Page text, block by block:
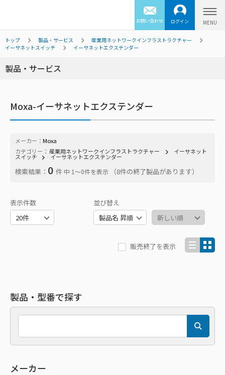
お問い合わせ ログイン
トップ 製品・サービス
産業用ネットワークインフラストラクチャー
イーサネットスイッチ
イーサネットエクステンダー
製品・サービス
Moxa-イーサネットエクステンダー
メーカー： Moxa
カテゴリー： 産業用ネットワークインフラストラクチャー イーサネット
スイッチ イーサネットエクステンダー
検索結果： 0 件 中 1〜0件を表示 （8件の終了製品があります）
表示件数 並び替え
販売終了を表示
製品・型番で探す
メーカー